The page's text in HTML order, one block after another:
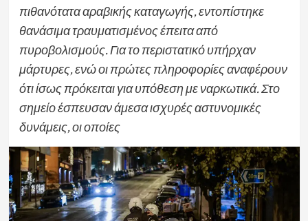
πιθανότατα αραβικής καταγωγής, εντοπίστηκε
θανάσιμα τραυματισμένος έπειτα από
πυροβολισμούς. Για το περιστατικό υπήρχαν
μάρτυρες, ενώ οι πρώτες πληροφορίες αναφέρουν
ότι ίσως πρόκειται για υπόθεση με ναρκωτικά. Στο
σημείο έσπευσαν άμεσα ισχυρές αστυνομικές
δυνάμεις, οι οποίες